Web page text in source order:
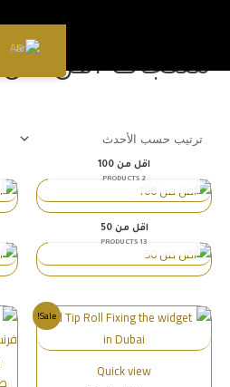
منتجات اقل من
اقل من 100
2 PRODUCTS
اقل من 50
13 PRODUCTS
Sale!
Quick view
AR